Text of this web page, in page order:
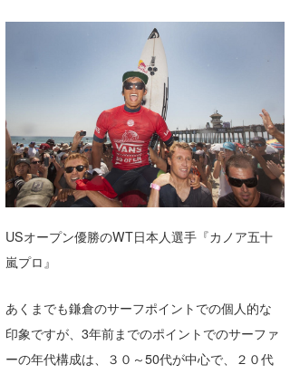
USオープン優勝のWT日本人選手『カノア五十
嵐プロ』
あくまでも鎌倉のサーフポイントでの個人的な
印象ですが、3年前までのポイントでのサーファ
ーの年代構成は、３０～50代が中心で、２０代
Yasunari Inoue
Yoshiyuki Obata
arukasvision
メディア
Colors MAGAZINE
WAVAL
波伝説アンバサダー/プロライダー
中浦“JET”章
嵯峨明日香
NOBUFUKU
大野”MAR”修聖
波伝説スタッフ
☆加藤
+☆maki☆+
G◎Da
H
波伝説